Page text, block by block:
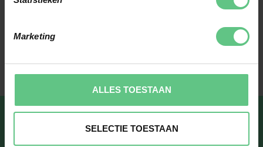
Marketing
ALLES TOESTAAN
SELECTIE TOESTAAN
Blijf op de hoogte over onze laatste acties